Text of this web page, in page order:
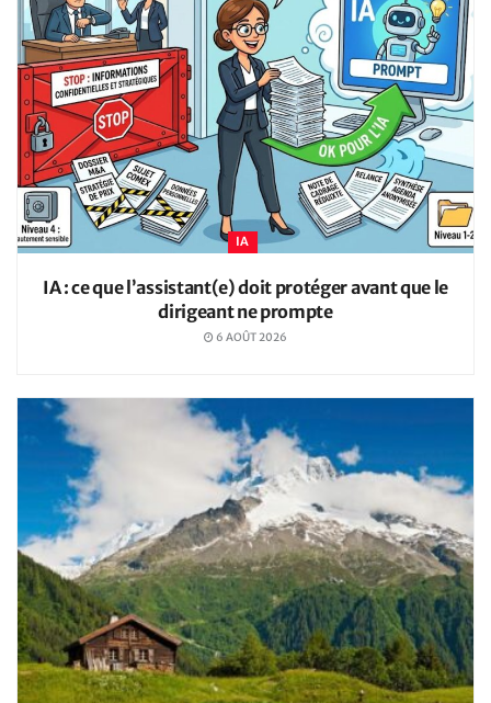
IA
IA : ce que l’assistant(e) doit protéger avant que le
dirigeant ne prompte
6 AOÛT 2026